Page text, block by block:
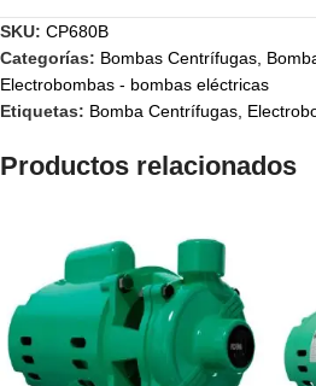
SKU: CP680B
Categorías: Bombas Centrífugas
Electrobombas - bombas eléctricas
Etiquetas: Bomba Centrífugas
Productos relacionados